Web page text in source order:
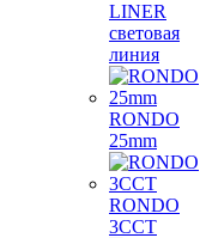
LINER
световая
линия
RONDO
25mm
RONDO
3CCT